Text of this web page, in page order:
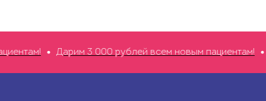
Дарим 3 000 рублей всем новым пациентам!